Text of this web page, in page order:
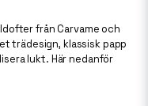
från Carvame och
trädesign, klassisk papp
lukt. Här nedanför